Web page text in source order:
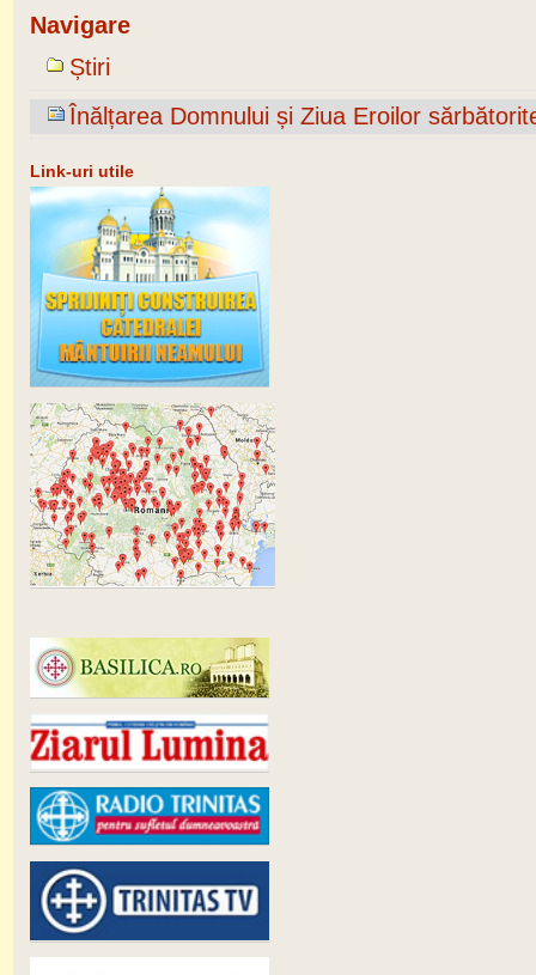
Navigare
Știri
Înălțarea Domnului și Ziua Eroilor
Link-uri utile